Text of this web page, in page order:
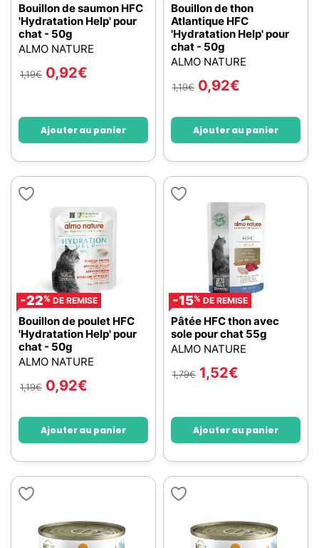
Bouillon de saumon HFC
'Hydratation Help' pour
chat - 50g
ALMO NATURE
1,19€ 0,92€
Ajouter au panier
Bouillon de thon
Atlantique HFC
'Hydratation Help' pour
chat - 50g
ALMO NATURE
1,19€ 0,92€
Ajouter au panier
-22% DE REMISE
Bouillon de poulet HFC
'Hydratation Help' pour
chat - 50g
ALMO NATURE
1,19€ 0,92€
Ajouter au panier
-15% DE REMISE
Pâtée HFC thon avec
sole pour chat 55g
ALMO NATURE
1,79€ 1,52€
Ajouter au panier